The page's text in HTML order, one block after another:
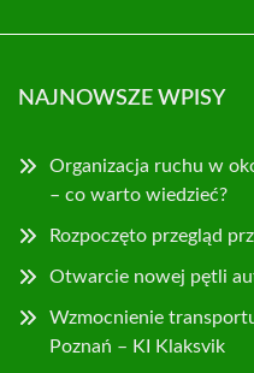
NAJNOWSZE WPISY
Organizacja ruchu w
– co warto wiedzieć?
Rozpoczęto przegląd
Otwarcie nowej pętli
Wzmocnienie
Poznań – KI Klaksvik